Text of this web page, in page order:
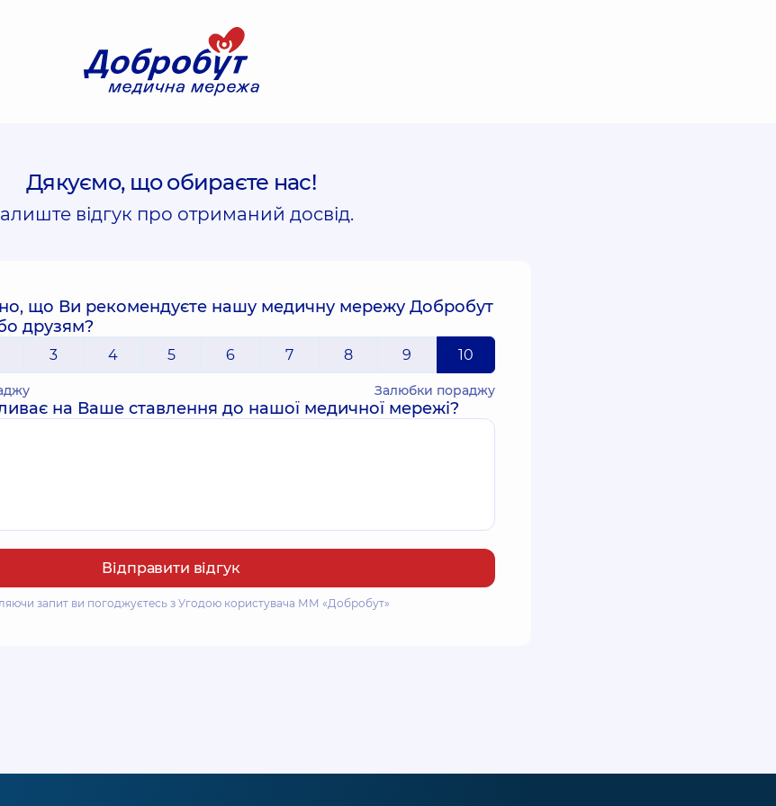
Дякуємо, що обираєте нас!
відгук про отриманий досвід.
що Ви рекомендуєте нашу медичну мережу Добробут
друзям?
3 4 5 6 7 8 9 10
Залюбки пораджу
на Ваше ставлення до нашої медичної мережі?
Відправити відгук
запит ви погоджуєтесь з Угодою користувача ММ «Добробут»